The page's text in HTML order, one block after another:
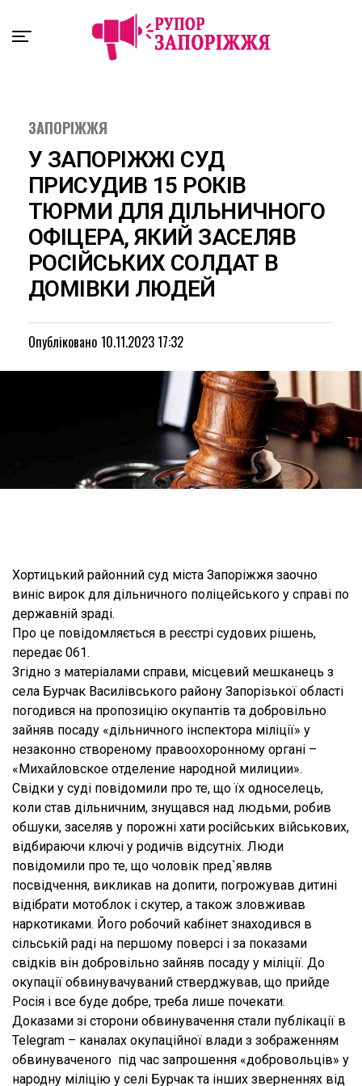
ЗАПОРІЖЖЯ
У ЗАПОРІЖЖІ СУД
ПРИСУДИВ 15 РОКІВ
ТЮРМИ ДЛЯ ДІЛЬНИЧНОГО
ОФІЦЕРА, ЯКИЙ ЗАСЕЛЯВ
РОСІЙСЬКИХ СОЛДАТ В
ДОМІВКИ ЛЮДЕЙ
Опубліковано 10.11.2023 17:32
Хортицький районний суд міста Запоріжжя заочно
виніс вирок для дільничного поліцейського у справі по
державній зраді.
Про це повідомляється в реєстрі судових рішень,
передає 061.
Згідно з матеріалами справи, місцевий мешканець з
села Бурчак Василівського району Запорізької області
погодився на пропозицію окупантів та добровільно
зайняв посаду «дільничного інспектора міліції» у
незаконно створеному правоохоронному органі –
«Михайловское отделение народной милиции».
Свідки у суді повідомили про те, що їх односелець,
коли став дільничним, знущався над людьми, робив
обшуки, заселяв у порожні хати російських військових,
відбираючи ключі у родичів відсутніх. Люди
повідомили про те, що чоловік пред`являв
посвідчення, викликав на допити, погрожував дитині
відібрати мотоблок і скутер, а також зловживав
наркотиками. Його робочий кабінет знаходився в
сільській раді на першому поверсі і за показами
свідків він добровільно зайняв посаду у міліції. До
окупації обвинувачуваний стверджував, що прийде
Росія і все буде добре, треба лише почекати.
Доказами зі сторони обвинувачення стали публікації в
Telegram – каналах окупаційної влади з зображенням
обвинуваченого під час запрошення «добровольців» у
народну міліцію у селі Бурчак та інших зверненнях від
Exit mobile version